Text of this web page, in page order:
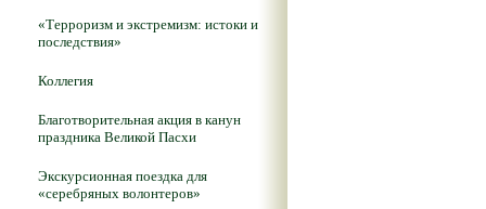
«Терроризм и экстремизм: истоки и
последствия»
Коллегия
Благотворительная акция в канун
праздника Великой Пасхи
Экскурсионная поездка для
«серебряных волонтеров»